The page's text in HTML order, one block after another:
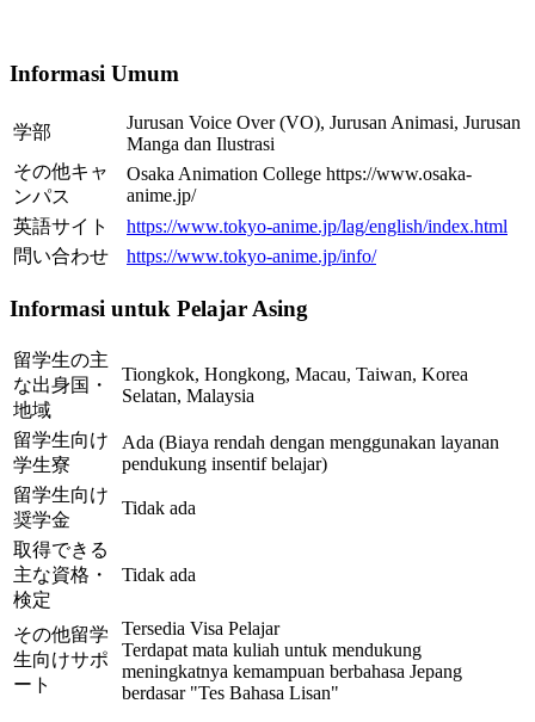
Informasi Umum
学部
Jurusan Voice Over (VO), Jurusan Animasi, Jurusan
Manga dan Ilustrasi
その他キャ
ンパス
Osaka Animation College https://www.osaka-
anime.jp/
英語サイト
https://www.tokyo-anime.jp/lag/english/index.html
問い合わせ
https://www.tokyo-anime.jp/info/
Informasi untuk Pelajar Asing
留学生の主
な出身国・
地域
Tiongkok, Hongkong, Macau, Taiwan, Korea
Selatan, Malaysia
留学生向け
学生寮
Ada (Biaya rendah dengan menggunakan layanan
pendukung insentif belajar)
留学生向け
奨学金
Tidak ada
取得できる
主な資格・
検定
Tidak ada
その他留学
生向けサポ
ート
Tersedia Visa Pelajar
Terdapat mata kuliah untuk mendukung
meningkatnya kemampuan berbahasa Jepang
berdasar "Tes Bahasa Lisan"